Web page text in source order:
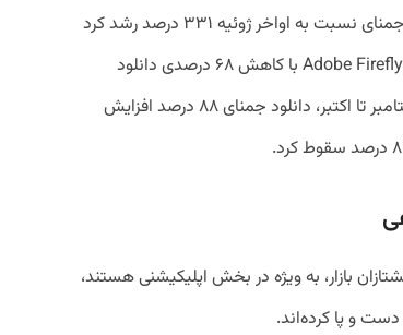
جمنای تاثیر گذاشت؛ تا ۶ اکتبر، تعداد دانلود جمنای نسبت به اواخر ژوئیه ۳۳۱ درصد رشد کرد
و در همین دوره ابزاری از شرکت ادوبی به نام Adobe Firefly با کاهش ۶۸ درصدی دانلود
مواجه شد. در بازار ایالات متحده نیز، بین سپتامبر تا اکتبر، دانلود جمنای ۸۸ درصد افزایش
بازار، به ویژه در بخش اپلیکیشنی هستند،
دست و پا کرده‌اند.